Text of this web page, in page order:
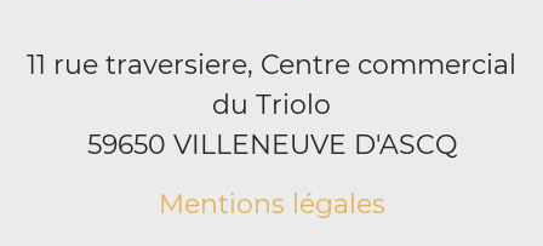
11 rue traversiere, Centre commercial
du Triolo
59650 VILLENEUVE D'ASCQ
Mentions légales